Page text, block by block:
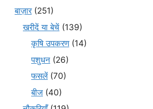
बाज़ार(251)
खरीदें या बेचें (139)
कृषि उपकरण(14)
पशुधन (26)
फसलें(70)
बीज (40)